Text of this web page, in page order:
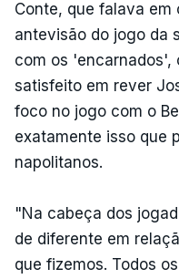
Conte, que falava em
antevisão do jogo da
com os 'encarnados',
satisfeito em rever
foco no jogo com o
exatamente isso que
napolitanos.
"Na cabeça dos
de diferente em
que fizemos. Todos